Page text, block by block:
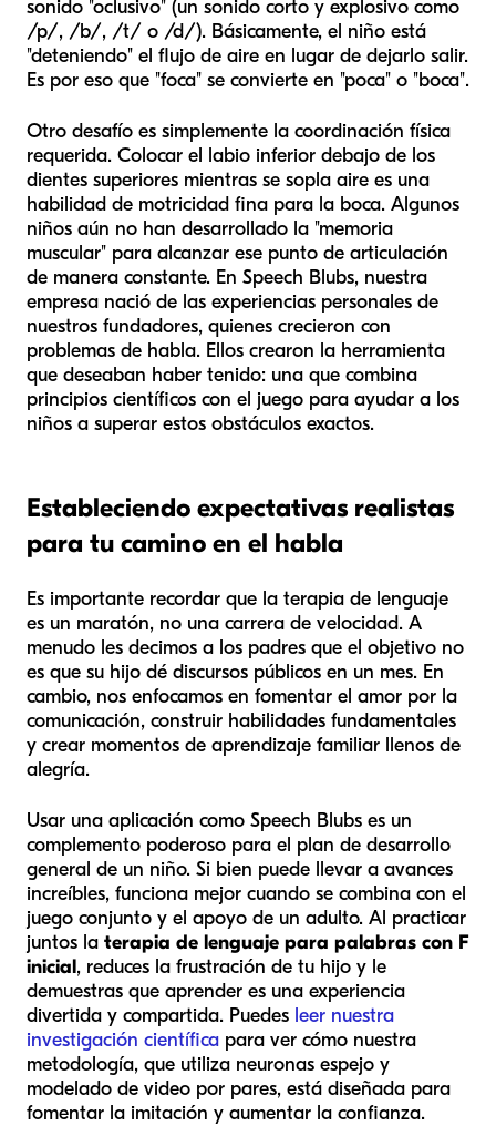
sonido "oclusivo" (un sonido corto y explosivo como
/p/, /b/, /t/ o /d/). Básicamente, el niño está
"deteniendo" el flujo de aire en lugar de dejarlo salir.
Es por eso que "foca" se convierte en "poca" o "boca".
Otro desafío es simplemente la coordinación física
requerida. Colocar el labio inferior debajo de los
dientes superiores mientras se sopla aire es una
habilidad de motricidad fina para la boca. Algunos
niños aún no han desarrollado la "memoria
muscular" para alcanzar ese punto de articulación
de manera constante. En Speech Blubs, nuestra
empresa nació de las experiencias personales de
nuestros fundadores, quienes crecieron con
problemas de habla. Ellos crearon la herramienta
que deseaban haber tenido: una que combina
principios científicos con el juego para ayudar a los
niños a superar estos obstáculos exactos.
Estableciendo expectativas realistas
para tu camino en el habla
Es importante recordar que la terapia de lenguaje
es un maratón, no una carrera de velocidad. A
menudo les decimos a los padres que el objetivo no
es que su hijo dé discursos públicos en un mes. En
cambio, nos enfocamos en fomentar el amor por la
comunicación, construir habilidades fundamentales
y crear momentos de aprendizaje familiar llenos de
alegría.
Usar una aplicación como Speech Blubs es un
complemento poderoso para el plan de desarrollo
general de un niño. Si bien puede llevar a avances
increíbles, funciona mejor cuando se combina con el
juego conjunto y el apoyo de un adulto. Al practicar
juntos la terapia de lenguaje para palabras con F
inicial, reduces la frustración de tu hijo y le
demuestras que aprender es una experiencia
divertida y compartida. Puedes leer nuestra
investigación científica para ver cómo nuestra
metodología, que utiliza neuronas espejo y
modelado de video por pares, está diseñada para
fomentar la imitación y aumentar la confianza.